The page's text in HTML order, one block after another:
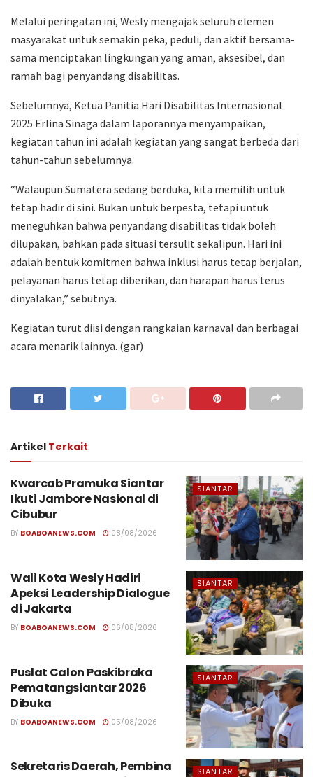
Melalui peringatan ini, Wesly mengajak seluruh elemen
masyarakat untuk semakin peka, peduli, dan aktif bersama-
sama menciptakan lingkungan yang aman, aksesibel, dan
ramah bagi penyandang disabilitas.
Sebelumnya, Ketua Panitia Hari Disabilitas Internasional
2025 Erlina Sinaga dalam laporannya menyampaikan,
kegiatan tahun ini adalah kegiatan yang sangat berbeda dari
tahun-tahun sebelumnya.
“Walaupun Sumatera sedang berduka, kita memilih untuk
tetap hadir di sini. Bukan untuk berpesta, tetapi untuk
meneguhkan bahwa penyandang disabilitas tidak boleh
dilupakan, bahkan pada situasi tersulit sekalipun. Hari ini
adalah bentuk komitmen bahwa inklusi harus tetap berjalan,
pelayanan harus tetap diberikan, dan harapan harus terus
dinyalakan,” sebutnya.
Kegiatan turut diisi dengan rangkaian karnaval dan berbagai
acara menarik lainnya. (gar)
Artikel Terkait
SIANTAR
Kwarcab Pramuka Siantar
Ikuti Jambore Nasional di
Cibubur
BY BOABOANEWS.COM 08/08/2026
SIANTAR
Wali Kota Wesly Hadiri
Apeksi Leadership Dialogue
di Jakarta
BY BOABOANEWS.COM 06/08/2026
SIANTAR
Puslat Calon Paskibraka
Pematangsiantar 2026
Dibuka
BY BOABOANEWS.COM 05/08/2026
SIANTAR
Sekretaris Daerah, Pembina